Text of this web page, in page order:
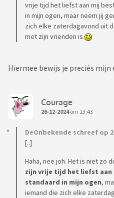
vrije tijd het liefst aan mij
in mijn ogen, maar neem jij
zich elke zaterdagavond uit
met zijn vrienden is
Hiermee bewijs je preciés mijn
Courage
26-12-2024om 13:43
DeOnbekende schreef op
[..]
Haha, nee joh. Het is niet zo
zijn vrije tijd het liefst aan
standaard in mijn ogen,
iemand die zich elke